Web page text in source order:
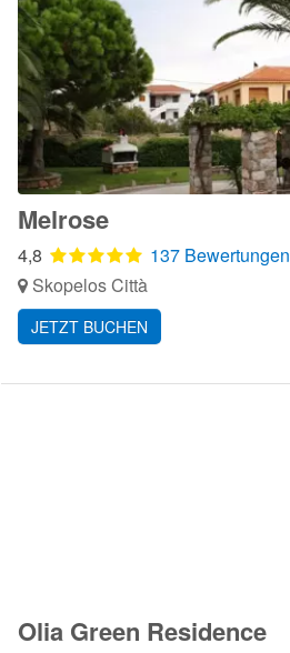
Melrose
4,8
137 Bewertungen
Skopelos Città
JETZT BUCHEN
Olia Green Residence